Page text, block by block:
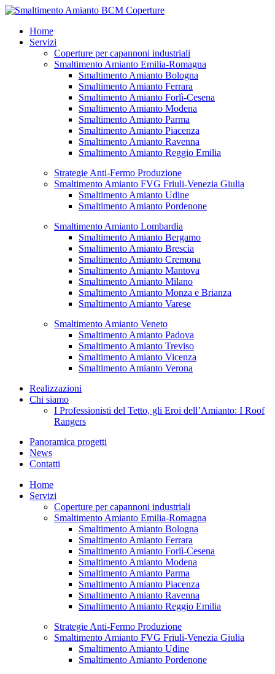
Vai
contenutoHome
Servizi
Coperture per capannoni industriali
Smaltimento Amianto Emilia-Romagna
Smaltimento Amianto Bologna
Smaltimento Amianto Ferrara
Smaltimento Amianto Forlì-Cesena
Smaltimento Amianto Modena
Smaltimento Amianto Parma
Smaltimento Amianto Piacenza
Smaltimento Amianto Ravenna
Smaltimento Amianto Reggio Emilia
Strategie Anti-Fermo Produzione
Smaltimento Amianto FVG Friuli-Venezia Giulia
Smaltimento Amianto Udine
Smaltimento Amianto Pordenone
Smaltimento Amianto Lombardia
Smaltimento Amianto Bergamo
Smaltimento Amianto Brescia
Smaltimento Amianto Cremona
Smaltimento Amianto Mantova
Smaltimento Amianto Milano
Smaltimento Amianto Monza e Brianza
Smaltimento Amianto Varese
Smaltimento Amianto Veneto
Smaltimento Amianto Padova
Smaltimento Amianto Treviso
Smaltimento Amianto Vicenza
Smaltimento Amianto Verona
Realizzazioni
Chi siamo
I Professionisti del Tetto, gli Eroi dell’Amianto: I Roof
Rangers
Panoramica progetti
News
Contatti
Home
Servizi
Coperture per capannoni industriali
Smaltimento Amianto Emilia-Romagna
Smaltimento Amianto Bologna
Smaltimento Amianto Ferrara
Smaltimento Amianto Forlì-Cesena
Smaltimento Amianto Modena
Smaltimento Amianto Parma
Smaltimento Amianto Piacenza
Smaltimento Amianto Ravenna
Smaltimento Amianto Reggio Emilia
Strategie Anti-Fermo Produzione
Smaltimento Amianto FVG Friuli-Venezia Giulia
Smaltimento Amianto Udine
Smaltimento Amianto Pordenone